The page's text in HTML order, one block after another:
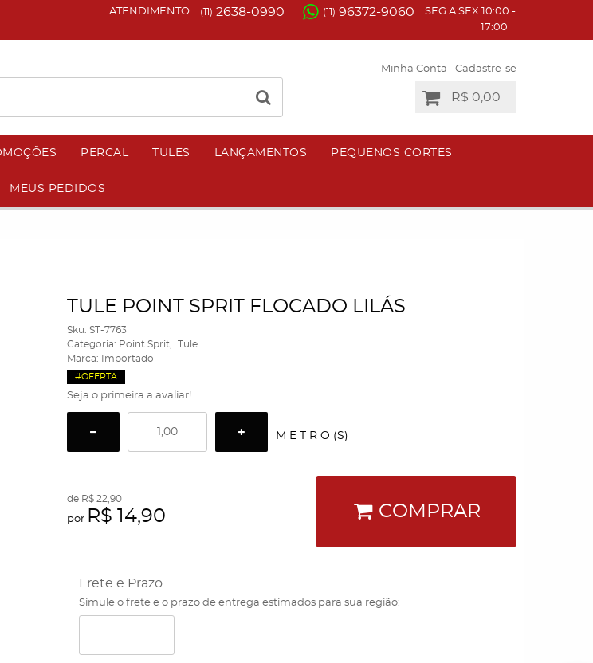
ATENDIMENTO (11) 2638-0990 (11) 96372-9060
SEG A SEX 10:00 -
17:00
Minha Conta Cadastre-se
R$ 0,00
PERCAL TULES LANÇAMENTOS PEQUENOS CORTES
MEUS PEDIDOS
TULE POINT SPRIT FLOCADO LILÁS
Sku: ST-7763
Categoria: Point Sprit
Tule
Marca:
Importado
#OFERTA
Seja o primeira a avaliar!
M E T R O (S)
de R$ 22,90
por R$ 14,90 COMPRAR
Frete e Prazo
Simule o frete e o prazo de entrega estimados para sua região: